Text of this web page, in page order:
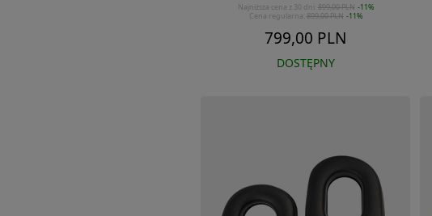
799,00 PLN
Najniższa cena z 30 dni: 899,00 PLN -11%
Cena regularna: 899,00 PLN -11%
DOSTĘPNY